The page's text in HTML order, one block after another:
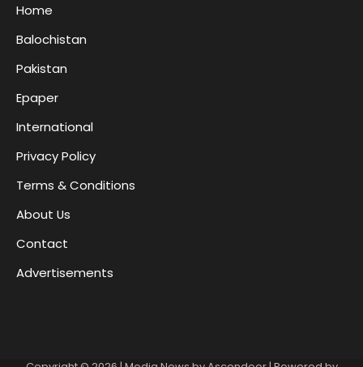
Home
Balochistan
Pakistan
Epaper
International
Privacy Policy
Terms & Conditions
About Us
Contact
Advertisements